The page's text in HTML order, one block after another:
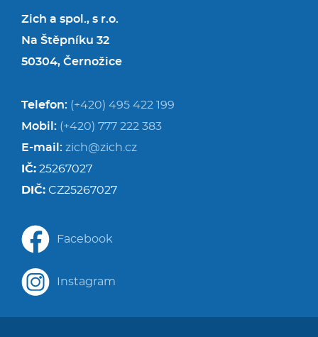
Zich a spol., s r.o.
Na Štěpníku 32
50304, Černožice
Telefon: (+420) 495 422 199
Mobil: (+420) 777 222 383
E-mail: zich@zich.cz
IČ: 25267027
DIČ: CZ25267027
Facebook
Instagram